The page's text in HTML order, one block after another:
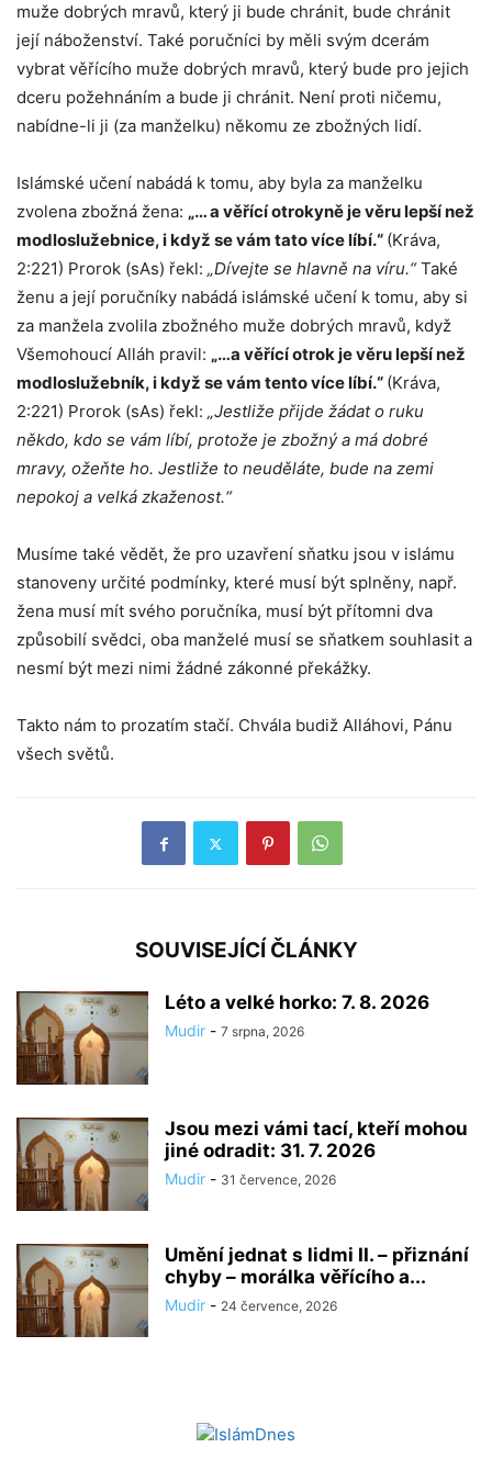
muže dobrých mravů, který ji bude chránit, bude chránit
její náboženství. Také poručníci by měli svým dcerám
vybrat věřícího muže dobrých mravů, který bude pro jejich
dceru požehnáním a bude ji chránit. Není proti ničemu,
nabídne-li ji (za manželku) někomu ze zbožných lidí.
Islámské učení nabádá k tomu, aby byla za manželku
zvolena zbožná žena: „… a věřící otrokyně je věru lepší než
modloslužebnice, i když se vám tato více líbí.“ (Kráva,
2:221) Prorok (sAs) řekl: „Dívejte se hlavně na víru.“Také
ženu a její poručníky nabádá islámské učení k tomu, aby si
za manžela zvolila zbožného muže dobrých mravů, když
Všemohoucí Alláh pravil: „…a věřící otrok je věru lepší než
modloslužebník, i když se vám tento více líbí.“ (Kráva,
2:221) Prorok (sAs) řekl: „Jestliže přijde žádat o ruku
někdo, kdo se vám líbí, protože je zbožný a má dobré
mravy, ožeňte ho. Jestliže to neuděláte, bude na zemi
nepokoj a velká zkaženost.“
Musíme také vědět, že pro uzavření sňatku jsou v islámu
stanoveny určité podmínky, které musí být splněny, např.
žena musí mít svého poručníka, musí být přítomni dva
způsobilí svědci, oba manželé musí se sňatkem souhlasit a
nesmí být mezi nimi žádné zákonné překážky.
Takto nám to prozatím stačí. Chvála budiž Alláhovi, Pánu
všech světů.
SOUVISEJÍCÍ ČLÁNKY
Léto a velké horko: 7. 8. 2026
Mudir - 7 srpna, 2026
Jsou mezi vámi tací, kteří mohou
jiné odradit: 31. 7. 2026
Mudir - 31 července, 2026
Umění jednat s lidmi II. – přiznání
chyby – morálka věřícího a...
Mudir - 24 července, 2026